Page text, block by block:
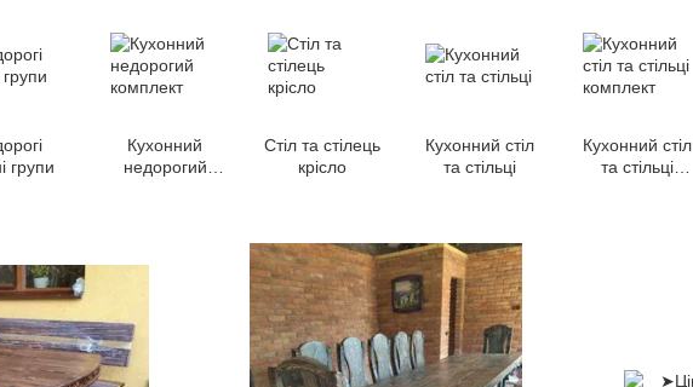
групи
Кухонний
недорогий
Стіл та стілець
крісло
Кухонний стіл
та стільці
Кухонний стіл
та стільці